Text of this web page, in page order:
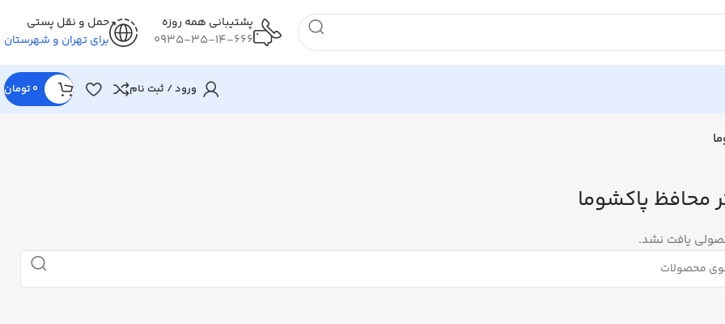
پشتیبانی همه روزه
0935-35-14-666
حمل و نقل پستی
برای تهران و شهرستان
ورود / ثبت نام 0 تومان
محافظ پاکشوما
یافت نشد.